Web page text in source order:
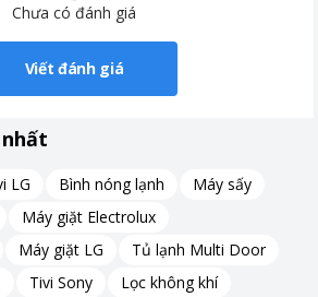
Chưa có đánh giá
Viết đánh giá
LG Bình nóng lạnh
Máy sấy
Máy giặt Electrolux
Máy giặt LG
Tủ lạnh Multi Door
Tivi Sony
Lọc không khí